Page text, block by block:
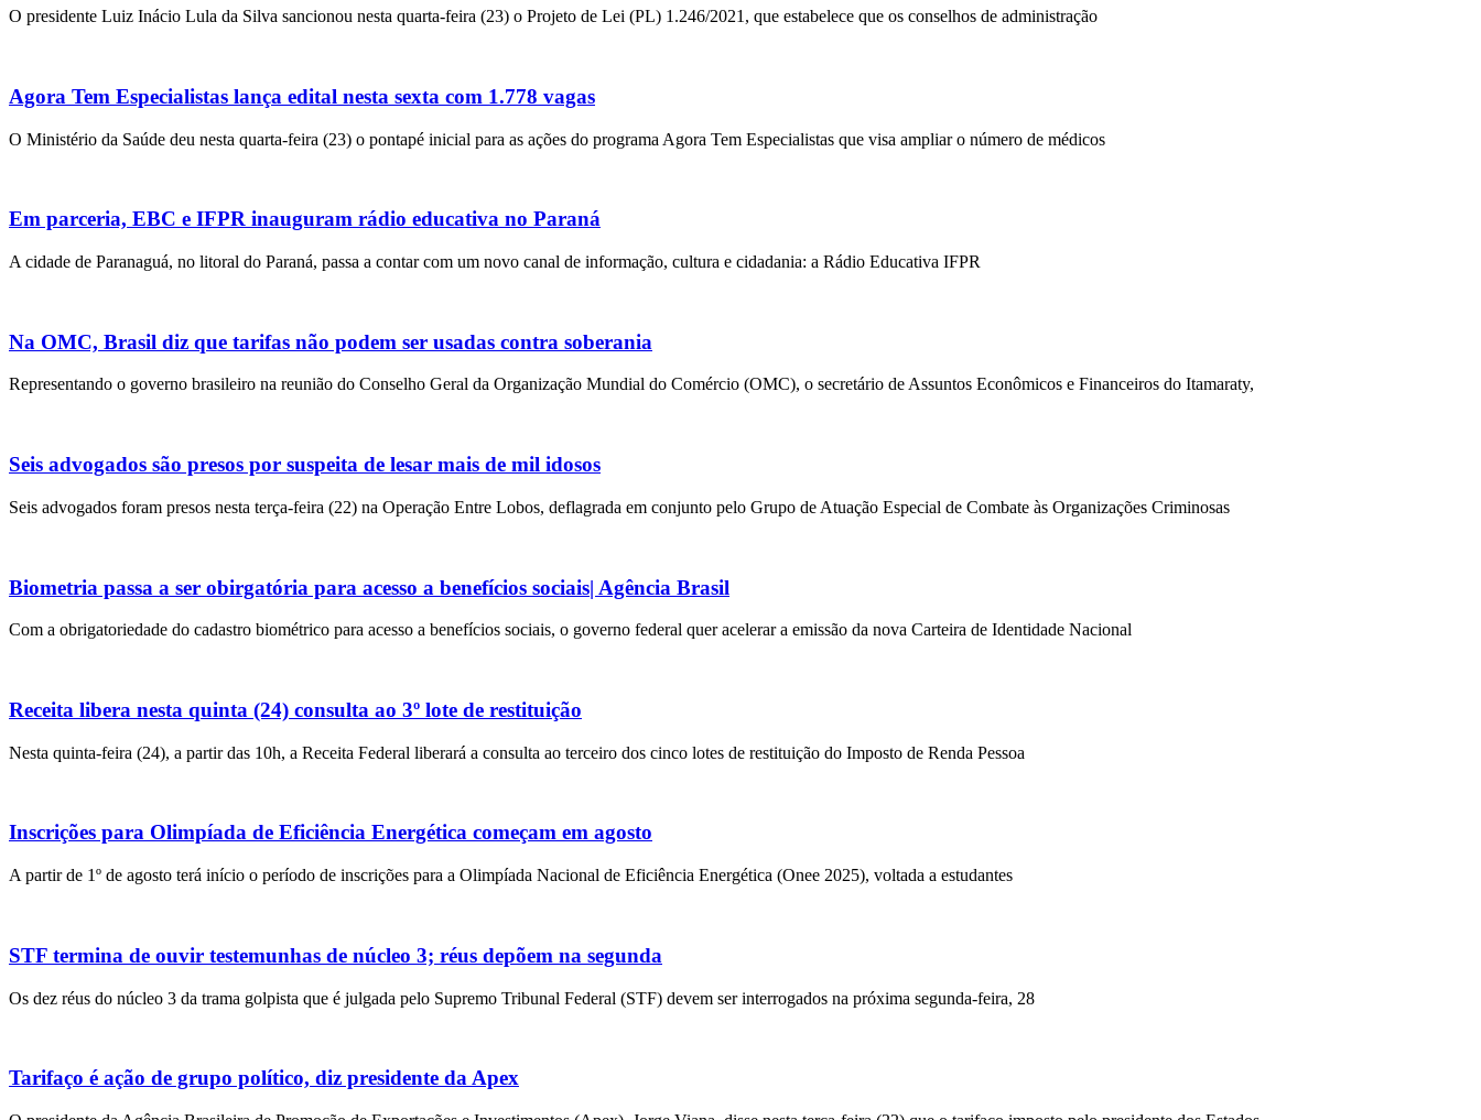
O presidente Luiz Inácio Lula da Silva sancionou nesta quarta-feira (23) o Projeto de Lei (PL) 1.246/2021, que estabelece que os conselhos de administração
Agora Tem Especialistas lança edital nesta sexta com 1.778 vagas
O Ministério da Saúde deu nesta quarta-feira (23) o pontapé inicial para as ações do programa Agora Tem Especialistas que visa ampliar o número de médicos
Em parceria, EBC e IFPR inauguram rádio educativa no Paraná
A cidade de Paranaguá, no litoral do Paraná, passa a contar com um novo canal de informação, cultura e cidadania: a Rádio Educativa IFPR
Na OMC, Brasil diz que tarifas não podem ser usadas contra soberania
Representando o governo brasileiro na reunião do Conselho Geral da Organização Mundial do Comércio (OMC), o secretário de Assuntos Econômicos e Financeiros do Itamaraty,
Seis advogados são presos por suspeita de lesar mais de mil idosos
Seis advogados foram presos nesta terça-feira (22) na Operação Entre Lobos, deflagrada em conjunto pelo Grupo de Atuação Especial de Combate às Organizações Criminosas
Biometria passa a ser obirgatória para acesso a benefícios sociais| Agência Brasil
Com a obrigatoriedade do cadastro biométrico para acesso a benefícios sociais, o governo federal quer acelerar a emissão da nova Carteira de Identidade Nacional
Receita libera nesta quinta (24) consulta ao 3º lote de restituição
Nesta quinta-feira (24), a partir das 10h, a Receita Federal liberará a consulta ao terceiro dos cinco lotes de restituição do Imposto de Renda Pessoa
Inscrições para Olimpíada de Eficiência Energética começam em agosto
A partir de 1º de agosto terá início o período de inscrições para a Olimpíada Nacional de Eficiência Energética (Onee 2025), voltada a estudantes
STF termina de ouvir testemunhas de núcleo 3; réus depõem na segunda
Os dez réus do núcleo 3 da trama golpista que é julgada pelo Supremo Tribunal Federal (STF) devem ser interrogados na próxima segunda-feira, 28
Tarifaço é ação de grupo político, diz presidente da Apex